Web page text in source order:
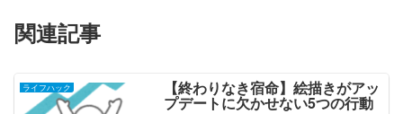
関連記事
ライフハック 【終わりなき宿命】絵描きがアッ
プデートに欠かせない5つの行動